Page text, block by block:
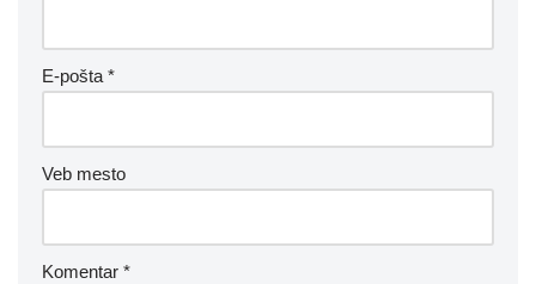
E-pošta *
Veb mesto
Komentar *